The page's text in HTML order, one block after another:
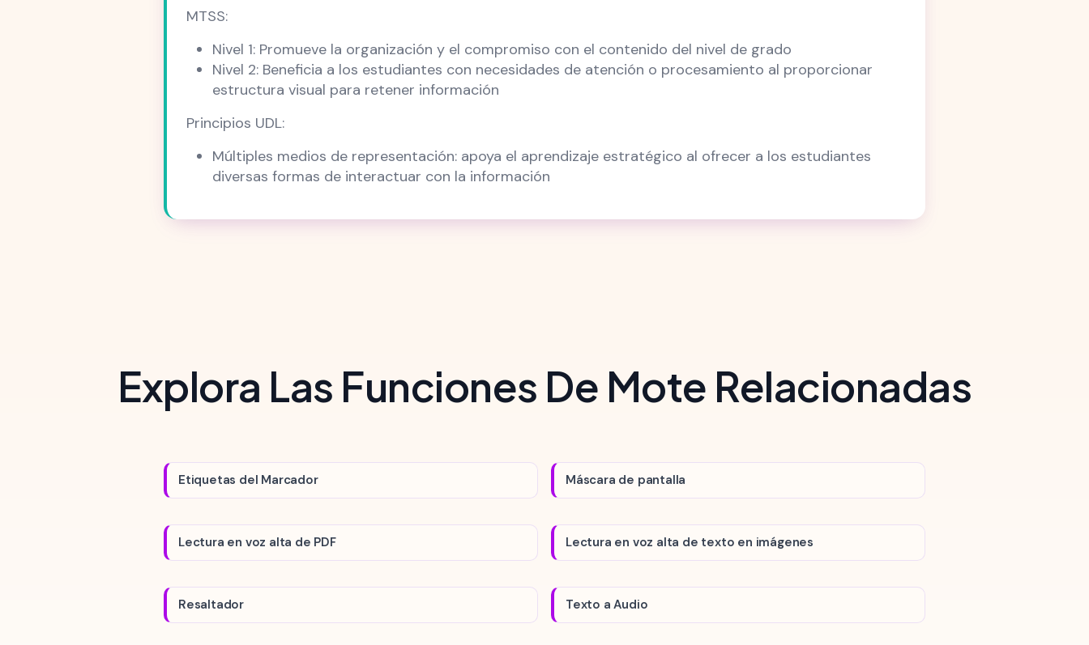
MTSS:
Nivel 1: Promueve la organización y el compromiso con el contenido del nivel de grado
Nivel 2: Beneficia a los estudiantes con necesidades de atención o procesamiento al proporcionar
estructura visual para retener información
Principios UDL:
Múltiples medios de representación: apoya el aprendizaje estratégico al ofrecer a los estudiantes
diversas formas de interactuar con la información
Explora Las Funciones De Mote Relacionadas
Etiquetas del Marcador Máscara de pantalla
Lectura en voz alta de PDF Lectura en voz alta de texto en imágenes
Resaltador Texto a Audio